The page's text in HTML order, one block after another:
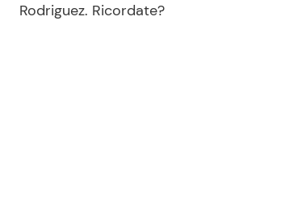
Rodriguez. Ricordate?